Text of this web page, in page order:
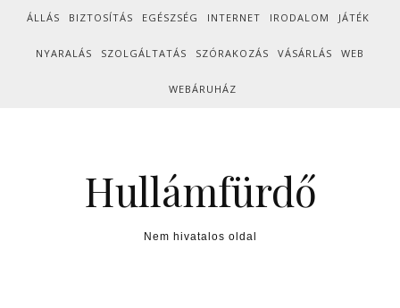
Skip to content
ÁLLÁS BIZTOSÍTÁS EGÉSZSÉG INTERNET IRODALOM JÁTÉK
NYARALÁS SZOLGÁLTATÁS SZÓRAKOZÁS VÁSÁRLÁS WEB
WEBÁRUHÁZ
Hullámfürdő
Nem hivatalos oldal